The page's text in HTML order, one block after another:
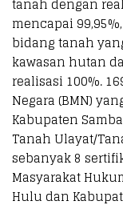
mencapai
bidang tanah
kawasan hutan
realisasi 100%.
Negara (BMN)
Kabupaten
Tanah Ulayat/
sebanyak 8
Masyarakat
Hulu dan